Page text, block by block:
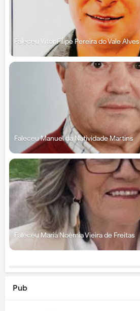
Faleceu Vítor Filipe Pereira do Vale Alves
Faleceu Manuel da Natividade Martins
Faleceu Maria Noémia Vieira de Freitas
Pub